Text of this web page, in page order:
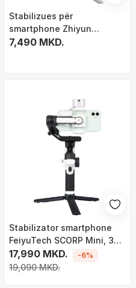
Stabilizues për
smartphone Zhiyun
Smooth Q3 Gimbal, i hirtë
7,490 MKD.
Stabilizator smartphone
FeiyuTech SCORP Mini, 3
akse, me kuti transporti, i
zi
17,990 MKD.
19,090 MKD.
-6%